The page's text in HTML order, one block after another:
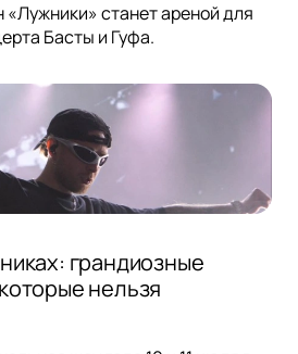
«Лужники» станет ареной для
Басты и Гуфа.
грандиозные
нельзя